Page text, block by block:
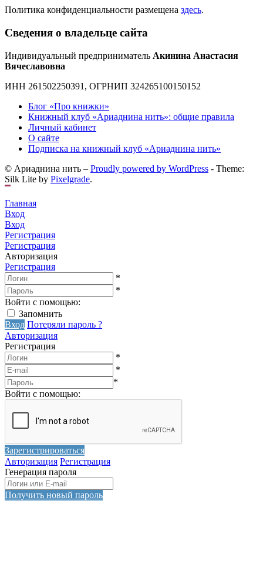
Политика конфиденциальности размещена здесь.
Сведения о владельце сайта
Индивидуальный предприниматель Акинина Анастасия
Вячеславовна
ИНН 261502250391, ОГРНИП 324265100150152
Блог «Про книжки»
Книжный клуб «Ариаднина нить»: общие правила
Личный кабинет
О сайте
Подписка на книжный клуб «Ариаднина нить»
© Ариаднина нить – Proudly powered by WordPress - Theme:
Silk Lite by Pixelgrade.
Главная
Вход
Вход
Регистрация
Регистрация
Авторизация
Регистрация
*
*
Войти с помощью:
Запомнить
Вход Потеряли пароль ?
Авторизация
Регистрация
*
*
*
Войти с помощью:
Зарегистрироваться
Авторизация Регистрация
Генерация пароля
Получить новый пароль